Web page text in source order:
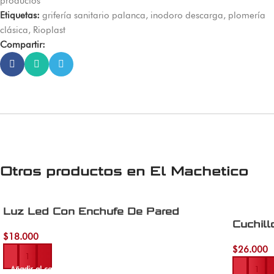
Etiquetas: grifería sanitario palanca, inodoro descarga, plomería
clásica, Rioplast
Compartir:
Otros productos en El Machetico
Luz Led Con Enchufe De Pared
$18.000
Añadir al carrito
$26.000